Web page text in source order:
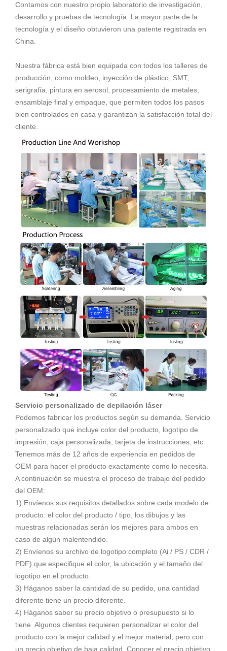
Contamos con nuestro propio laboratorio de investigación,
desarrollo y pruebas de tecnología. La mayor parte de la
tecnología y el diseño obtuvieron una patente registrada en
China.
Nuestra fábrica está bien equipada con todos los talleres de
producción, como moldeo, inyección de plástico, SMT,
serigrafía, pintura en aerosol, procesamiento de metales,
ensamblaje final y empaque, que permiten todos los pasos
bien controlados en casa y garantizan la satisfacción total del
cliente.
Servicio personalizado de depilación láser
Podemos fabricar los productos según su demanda. Servicio
personalizado que incluye color del producto, logotipo de
impresión, caja personalizada, tarjeta de instrucciones, etc.
Tenemos más de 12 años de experiencia en pedidos de
OEM para hacer el producto exactamente como lo necesita.
A continuación se muestra el proceso de trabajo del pedido
del OEM:
1) Envíenos sus requisitos detallados sobre cada modelo de
producto: el color del producto / tipo, los dibujos y las
muestras relacionadas serán los mejores para ambos en
caso de algún malentendido.
2) Envíenos su archivo de logotipo completo (Ai / PS / CDR /
PDF) que especifique el color, la ubicación y el tamaño del
logotipo en el producto.
3) Háganos saber la cantidad de su pedido, una cantidad
diferente tiene un precio diferente.
4) Háganos saber su precio objetivo o presupuesto si lo
tiene. Algunos clientes requieren personalizar el color del
producto con la mejor calidad y el mejor material, pero con
un precio objetivo de baja calidad. Conocer el precio objetivo